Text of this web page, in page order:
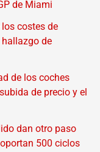
de Miami
costes de
de
de los coches
de precio y el
dan otro paso
500 ciclos